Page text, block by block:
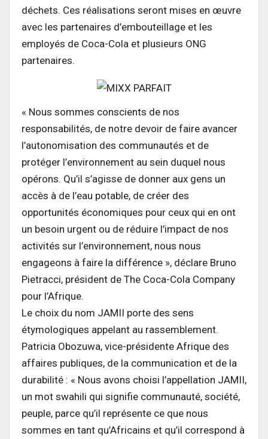
déchets. Ces réalisations seront mises en œuvre
avec les partenaires d’embouteillage et les
employés de Coca-Cola et plusieurs ONG
partenaires.
« Nous sommes conscients de nos
responsabilités, de notre devoir de faire avancer
l’autonomisation des communautés et de
protéger l’environnement au sein duquel nous
opérons. Qu’il s’agisse de donner aux gens un
accès à de l’eau potable, de créer des
opportunités économiques pour ceux qui en ont
un besoin urgent ou de réduire l’impact de nos
activités sur l’environnement, nous nous
engageons à faire la différence », déclare Bruno
Pietracci, président de The Coca-Cola Company
pour l’Afrique.
Le choix du nom JAMII porte des sens
étymologiques appelant au rassemblement.
Patricia Obozuwa, vice-présidente Afrique des
affaires publiques, de la communication et de la
durabilité : « Nous avons choisi l’appellation JAMII,
un mot swahili qui signifie communauté, société,
peuple, parce qu’il représente ce que nous
sommes en tant qu’Africains et qu’il correspond à